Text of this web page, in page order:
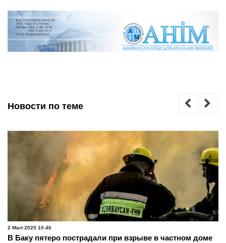
Новости по теме
2 Mart 2025 10:40
В Баку пятеро пострадали при взрыве в частном доме